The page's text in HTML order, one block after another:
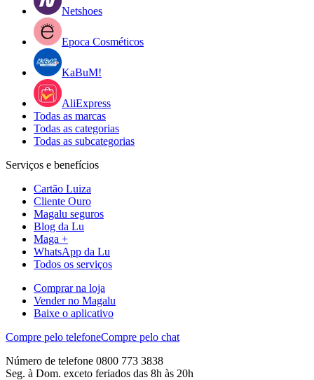
Netshoes
Epoca Cosméticos
KaBuM!
AliExpress
Todas as marcas
Todas as categorias
Todas as subcategorias
Serviços e benefícios
Cartão Luiza
Cliente Ouro
Magalu seguros
Blog da Lu
Maga +
WhatsApp da Lu
Todos os serviços
Comprar na loja
Vender no Magalu
Baixe o aplicativo
Compre pelo telefoneCompre pelo chat
Número de telefone 0800 773 3838
Seg. à Dom. exceto feriados das 8h às 20h